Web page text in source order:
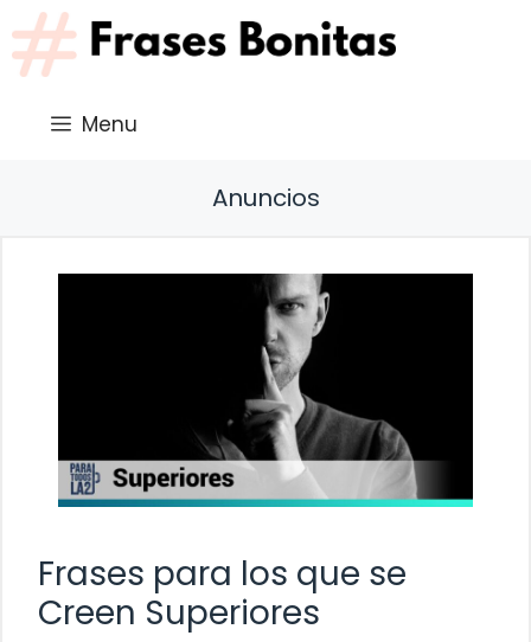
Saltar
al
contenido
Menu
Anuncios
Frases para los que se
Creen Superiores